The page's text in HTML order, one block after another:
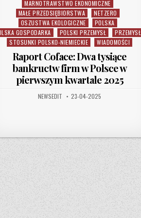
MARNOTRAWSTWO EKONOMICZNE
MAŁE PRZEDSIĘBIORSTWA
NETZERO
OSZUSTWA EKOLOGICZNE
POLSKA
GOSPODARKA
POLSKI PRZEMYSŁ
PRZEMYSŁ
STOSUNKI POLSKO-NIEMIECKIE
WIADOMOŚCI
Raport Coface: Dwa tysiące
bankructw firm w Polsce w
pierwszym kwartale 2025
AUTHOR:
NEWSEDIT PUBLISHED DATE:
23-04-2025